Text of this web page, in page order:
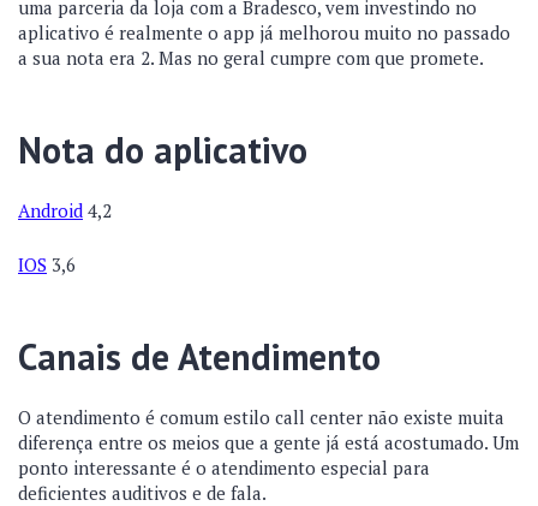
uma parceria da loja com a Bradesco, vem investindo no
aplicativo é realmente o app já melhorou muito no passado
a sua nota era 2. Mas no geral cumpre com que promete.
Nota do aplicativo
Android 4,2
IOS 3,6
Canais de Atendimento
O atendimento é comum estilo call center não existe muita
diferença entre os meios que a gente já está acostumado. Um
ponto interessante é o atendimento especial para
deficientes auditivos e de fala.